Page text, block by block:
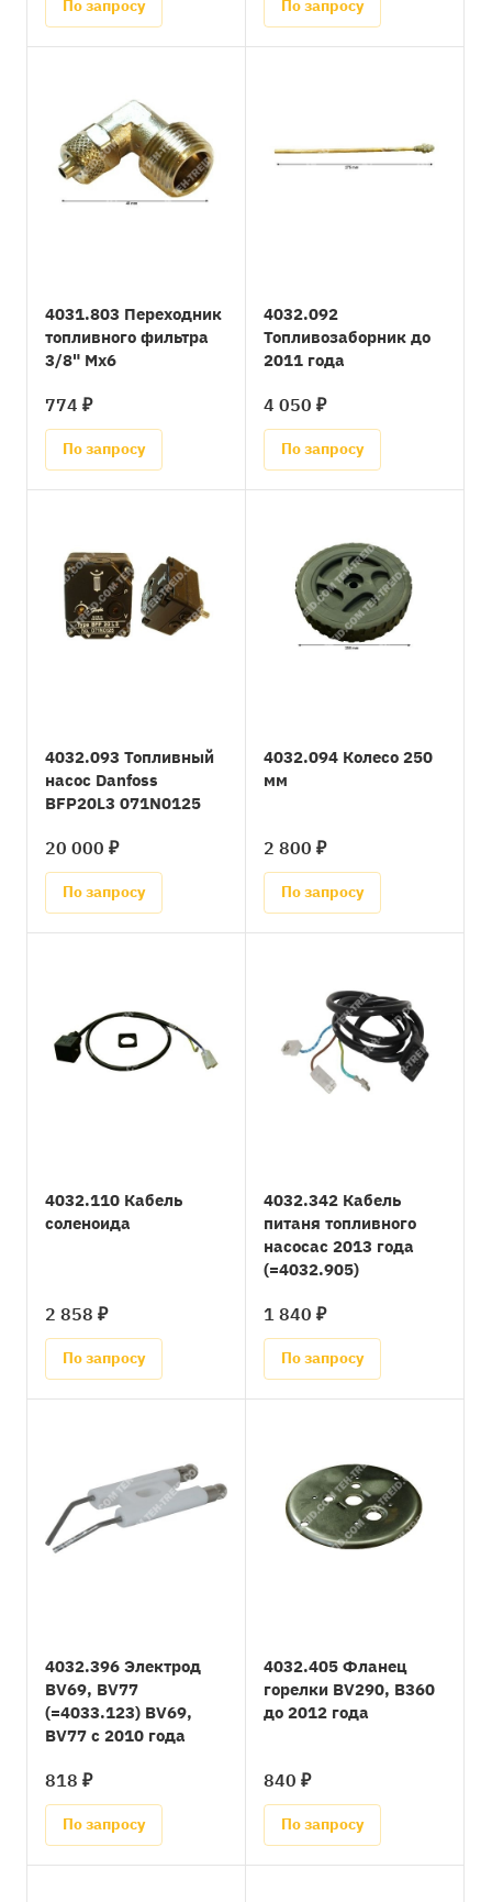
По запросу По запросу
4031.803 Переходник
топливного фильтра
3/8" Mx6
774 ₽
По запросу
4032.092
Топливозаборник до
2011 года
4 050 ₽
По запросу
4032.093 Топливный
насос Danfoss
BFP20L3 071N0125
20 000 ₽
По запросу
4032.094 Колесо 250
мм
2 800 ₽
По запросу
4032.110 Кабель
соленоида
2 858 ₽
По запросу
4032.342 Кабель
питаня топливного
насосас 2013 года
(=4032.905)
1 840 ₽
По запросу
4032.396 Электрод
BV69, BV77
(=4033.123) BV69,
BV77 с 2010 года
818 ₽
По запросу
4032.405 Фланец
горелки BV290, B360
до 2012 года
840 ₽
По запросу